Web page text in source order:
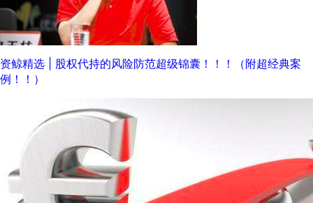
资鲸精选 | 股权代持的风险防范超级锦囊！！！（附超经典案
例！！）